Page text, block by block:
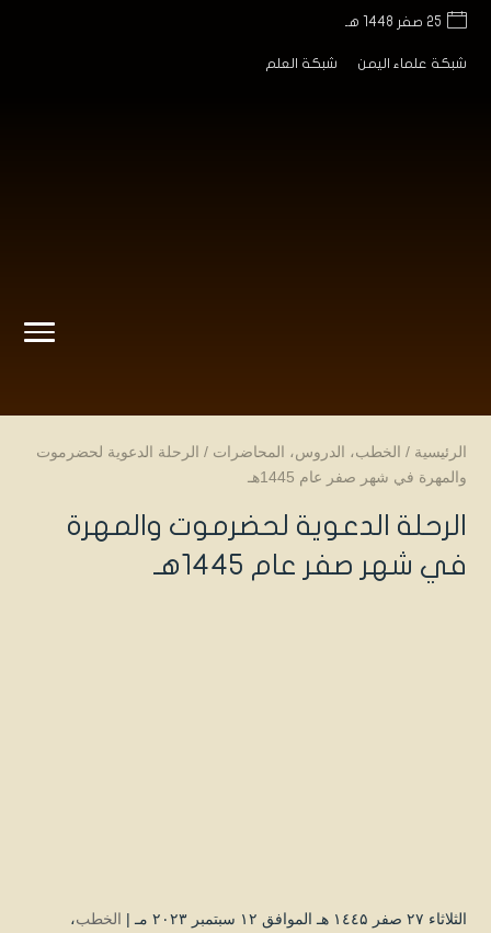
25 صفر 1448 هـ
شبكة علماء اليمن شبكة العلم
الرئيسية / الخطب، الدروس، المحاضرات / الرحلة الدعوية لحضرموت
والمهرة في شهر صفر عام 1445هـ
الرحلة الدعوية لحضرموت والمهرة
في شهر صفر عام 1445هـ
الثلاثاء ۲۷ صفر ۱٤٤۵ هـ الموافق ۱۲ سبتمبر ۲۰۲۳ مـ | الخطب،